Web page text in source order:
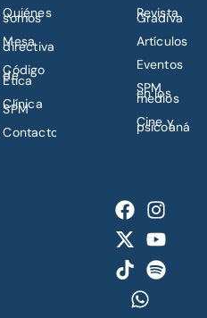
Quiénes
somos
Mesa
directiva
Código
de
Ética
Clínica
SPM
Contacto
Revista
Gradiva
Artículos
Eventos
SPM
en los
medios
Cine y